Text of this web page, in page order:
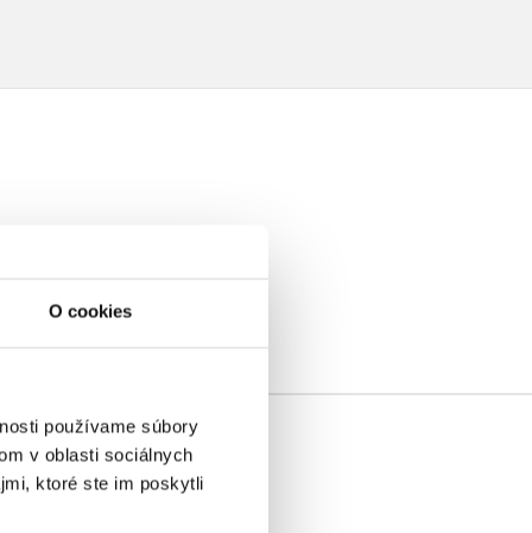
O cookies
používame súbory
v oblasti sociálnych
ktoré ste im poskytli